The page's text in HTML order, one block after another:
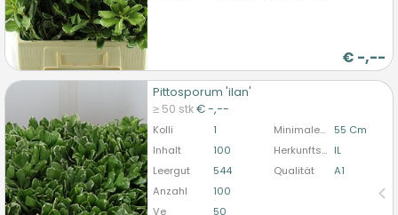
€ -,--
Pittosporum 'ilan'
≥ 50 stk€ -,--
Kolli 1 Minimale Stiellänge
55 Cm
Inhalt
100 Herkunftsland IL
Leergut
544 Qualität
A1
Anzahl
100
Ve
50
U moet ingelogd zijn om te kunnen kopen.
Hier
bitte anmelden